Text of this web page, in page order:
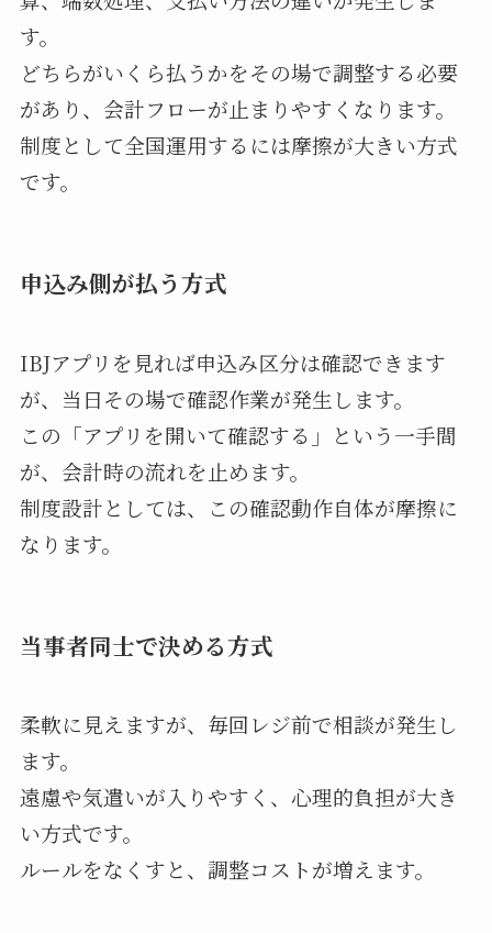
す。
どちらがいくら払うかをその場で調整する必要
があり、会計フローが止まりやすくなります。
制度として全国運用するには摩擦が大きい方式
です。
申込み側が払う方式
IBJアプリを見れば申込み区分は確認できます
が、当日その場で確認作業が発生します。
この「アプリを開いて確認する」という一手間
が、会計時の流れを止めます。
制度設計としては、この確認動作自体が摩擦に
なります。
当事者同士で決める方式
柔軟に見えますが、毎回レジ前で相談が発生し
ます。
遠慮や気遣いが入りやすく、心理的負担が大き
い方式です。
ルールをなくすと、調整コストが増えます。